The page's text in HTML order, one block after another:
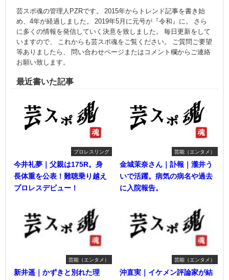
芸スポ魂の管理人PZRです。 2015年からトレンド記事を書き始
め、4年が経過しました。 2019年5月に元号が『令和』に。 さら
に多くの情報を発信していく決意を致しました。 毎日更新をして
いますので、 これからも芸スポ魂をご覧ください。 ご質問ご要望
等ありましたら、 問い合わせページまたはコメント欄からご連絡
お願い致します。
最近書いた記事
プロレスリング
今井礼夢｜父親は175R。身
長体重を公表！難聴乗り越え
プロレスデビュー！
芸能（エンタメ）
金城茉奈さん｜訃報｜瀧井う
いで活躍。病気の病名や過去
に入院報告。
芸能（エンタメ）
新井遥｜かずきと別れた理
芸能（エンタメ）
沖直実｜イケメン評論家が結